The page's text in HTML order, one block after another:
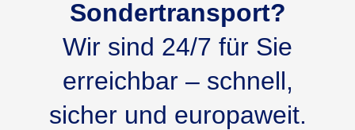
Sondertransport?
Wir sind 24/7 für Sie
erreichbar – schnell,
sicher und europaweit.